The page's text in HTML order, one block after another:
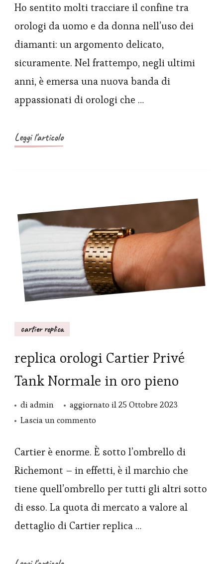
Replica
Chopard
ore
saltanti
con
Ho sentito molti tracciare il confine tra
orologi da uomo e da donna nell’uso dei
diamanti: un argomento delicato,
sicuramente. Nel frattempo, negli ultimi
anni, è emersa una nuova banda di
appassionati di orologi che …
Leggi l'articolo
cartier replica
replica orologi Cartier Privé
Tank Normale in oro pieno
diadmin aggiornato il25 Ottobre 2023
Lascia un commento
orologi
Cartier
Tank
Normale
in
Cartier è enorme. È sotto l’ombrello di
Richemont – in effetti, è il marchio che
tiene quell’ombrello per tutti gli altri sotto
di esso. La quota di mercato a valore al
dettaglio di Cartier replica …